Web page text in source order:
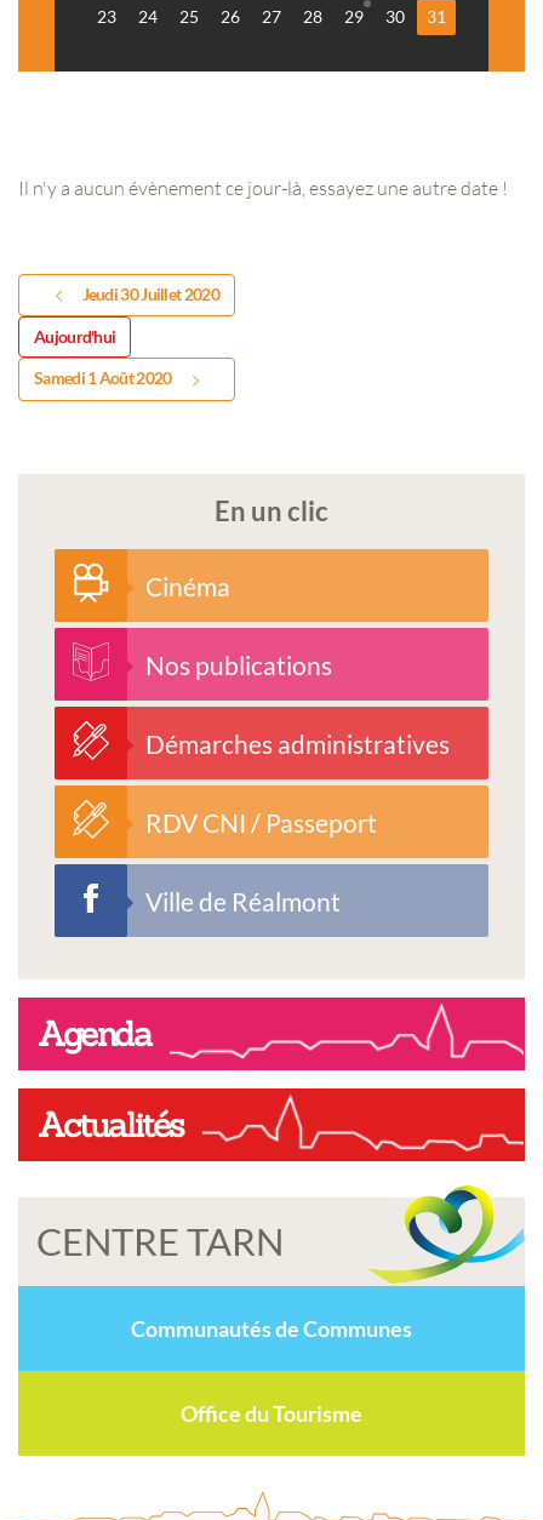
23
24 25 26 27 28 29 30 31
Il n'y a aucun évènement ce jour-là, essayez une autre date !
Jeudi 30 Juillet 2020
Aujourd'hui
Samedi 1 Août 2020
En un clic
Cinéma
Nos publications
Démarches administratives
RDV CNI / Passeport
Ville de Réalmont
Agenda
Actualités
CENTRE TARN
Communautés de Communes
Office du Tourisme